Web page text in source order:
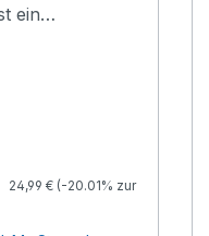
ein
ab 7 Jahren
im Regenwald
Regulärer Preis:
24,99 € (-20.01% zur